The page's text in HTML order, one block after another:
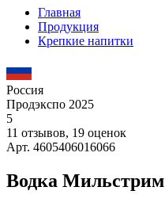
Главная
Продукция
Крепкие напитки
Россия
Продэкспо 2025
5
11 отзывов, 19 оценок
Арт. 4605406016066
Водка Мильстрим